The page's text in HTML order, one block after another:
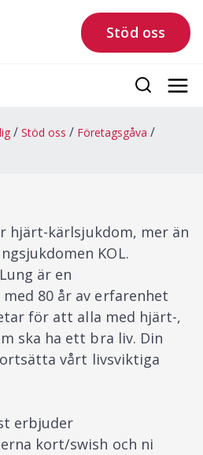
Stöd oss
Stöd oss
Företagsgåva
hjärt-kärlsjukdom, mer än
KOL.
är en
80 år av erfarenhet
för att alla med hjärt-,
ska ha ett bra liv. Din
vårt livsviktiga
erbjuder
kort/swish och ni